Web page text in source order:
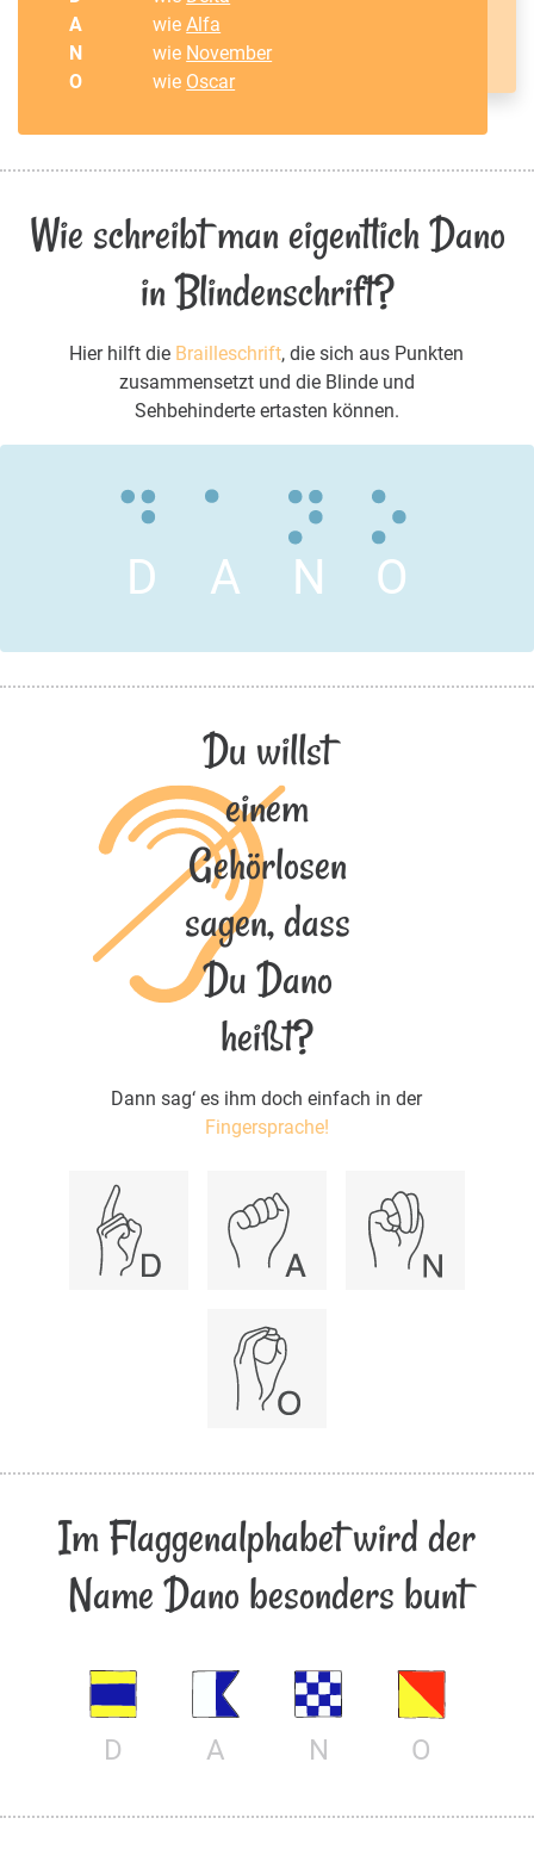
A
wieAlfa
N
wie November
O
wie Oscar
Wie schreibt man eigentlich Dano
in Blindenschrift?
Hier hilft die Brailleschrift, die sich aus Punkten
zusammensetzt und die Blinde und
Sehbehinderte ertasten können.
D A N O
Du willst
einem
Gehörlosen
sagen, dass
Du Dano
heißt?
Dann sag‘ es ihm doch einfach in der
Fingersprache!
Im Flaggenalphabet wird der
Name Dano besonders bunt
D A N O